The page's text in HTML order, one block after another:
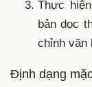
Thực
bản dọc
chỉnh văn
Định dạng